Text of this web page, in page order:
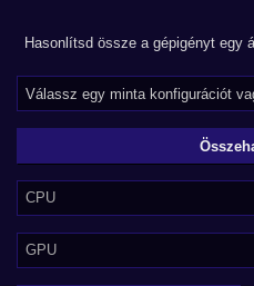
Hasonlítsd össze a gépigényt egy
CPU
GPU